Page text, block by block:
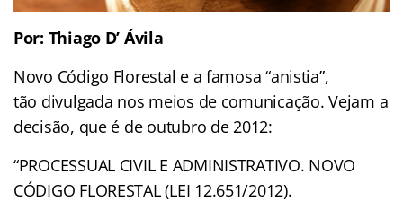
Por: Thiago D’ Ávila
Novo Código Florestal e a famosa “anistia”,
tão divulgada nos meios de comunicação. Vejam a
decisão, que é de outubro de 2012:
“PROCESSUAL CIVIL E ADMINISTRATIVO. NOVO
CÓDIGO FLORESTAL (LEI 12.651/2012).